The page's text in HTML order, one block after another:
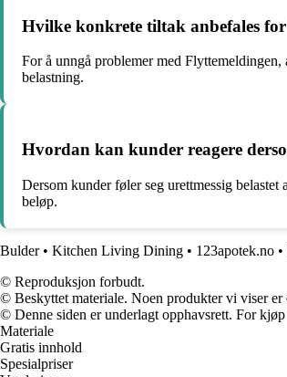
Hvilke konkrete tiltak anbefales
For å unngå problemer med
belastning.
Hvordan kan kunder reagere
Dersom kunder føler seg urettmessig
beløp.
Bulder• Kitchen Living Dining • 123apotek.no •
© Reproduksjon forbudt.
© Beskyttet materiale. Noen produkter vi viser er
© Denne siden er underlagt opphavsrett. For
Materiale
Gratis innhold
Spesialpriser